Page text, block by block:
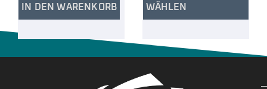
IN DEN WARENKORB
WÄHLEN